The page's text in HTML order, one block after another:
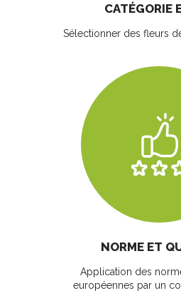
CATÉGORIE
Sélectionner des fleurs
NORME ET
Application des
européennes par un